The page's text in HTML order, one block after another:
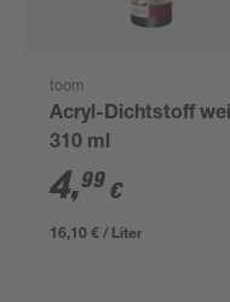
toom
Acryl-Dichtstoff
310 ml
4,99 €
16,10 € / Liter